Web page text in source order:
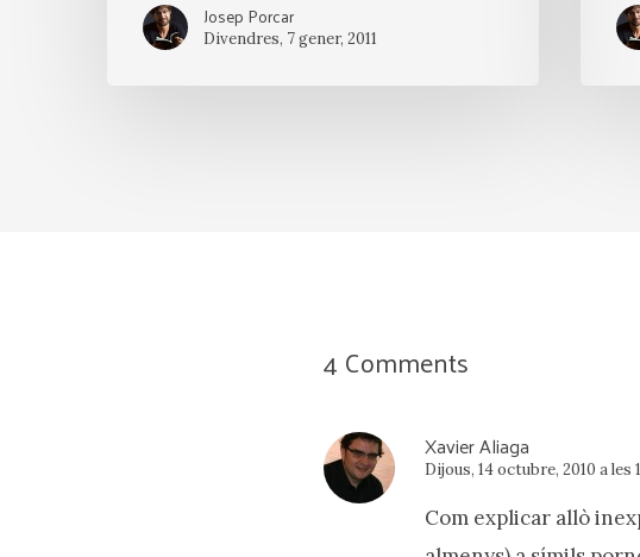
Josep Porcar
Divendres, 7 gener, 2011
4 Comments
Xavier Aliaga
Dijous, 14 octubre, 2010 a les
Com explicar allò